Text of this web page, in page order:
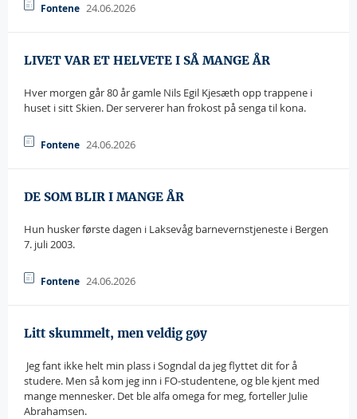
Fontene 24.06.2026
LIVET VAR ET HELVETE I SÅ MANGE ÅR
Hver morgen går 80 år gamle Nils Egil Kjesæth opp trappene i
huset i sitt Skien. Der serverer han frokost på senga til kona.
Fontene 24.06.2026
DE SOM BLIR I MANGE ÅR
Hun husker første dagen i Laksevåg barnevernstjeneste i Bergen
7. juli 2003.
Fontene 24.06.2026
Litt skummelt, men veldig gøy
 Jeg fant ikke helt min plass i Sogndal da jeg flyttet dit for å
studere. Men så kom jeg inn i FO-studentene, og ble kjent med
mange mennesker. Det ble alfa omega for meg, forteller Julie
Abrahamsen.